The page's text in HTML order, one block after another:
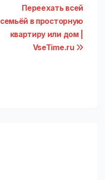
Переехать всей
семьёй в просторную
квартиру или дом |
VseTime.ru